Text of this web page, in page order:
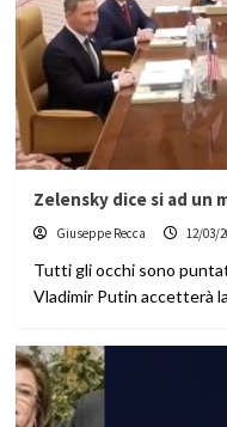
Zelensky dice si ad un
Giuseppe Recca 12/03/
Tutti gli occhi sono
Vladimir Putin accetterà